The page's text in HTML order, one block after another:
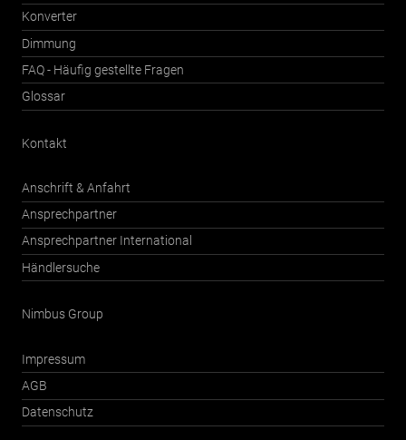
Konverter
Dimmung
FAQ - Häufig gestellte Fragen
Glossar
Kontakt
Anschrift & Anfahrt
Ansprechpartner
Ansprechpartner International
Händlersuche
Nimbus Group
Impressum
AGB
Datenschutz